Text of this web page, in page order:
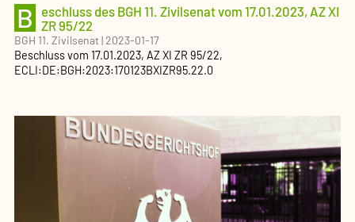
B
eschluss des BGH 11. Zivilsenat vom 17.01.2023, AZ XI
ZR 95/22
BGH 11. Zivilsenat|2023-01-17
Beschlussvom 17.01.2023, AZXI ZR 95/22,
ECLI:DE:BGH:2023:170123BXIZR95.22.0